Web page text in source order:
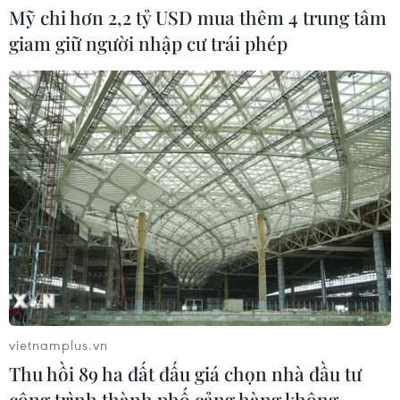
Lễ hội Sầu riêng Đắk Lắk 2026:
Quảng bá điểm đến kết nối khu vực
Tây Nguyên
20/07/2026 08:26
Festival Biển Khánh Hòa: Sắc màu
đại dương-Vươn tầm quốc tế
19/07/2026 14:43
Quảng Ninh: Lễ hội Xuống đồng tôn
vinh truyền thống khai hoang vùng
Hà Nam
19/07/2026 09:00
Mỹ chi hơn 2,2 tỷ USD mua thêm 4 trung tâm
giam giữ người nhập cư trái phép
vietnamplus.vn
Thu hồi 89 ha đất đấu giá chọn nhà đầu tư